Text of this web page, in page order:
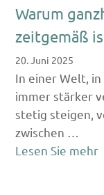
Warum
zeitgemäß
20. Juni 2025
In einer Welt,
immer stärker
stetig steigen,
zwischen …
Lesen Sie mehr